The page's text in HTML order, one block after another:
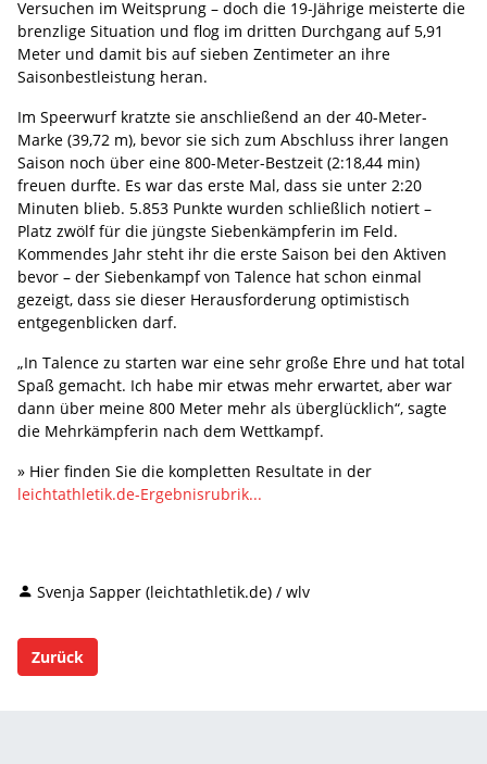
Versuchen im Weitsprung – doch die 19-Jährige meisterte die
brenzlige Situation und flog im dritten Durchgang auf 5,91
Meter und damit bis auf sieben Zentimeter an ihre
Saisonbestleistung heran.
Im Speerwurf kratzte sie anschließend an der 40-Meter-
Marke (39,72 m), bevor sie sich zum Abschluss ihrer langen
Saison noch über eine 800-Meter-Bestzeit (2:18,44 min)
freuen durfte. Es war das erste Mal, dass sie unter 2:20
Minuten blieb. 5.853 Punkte wurden schließlich notiert –
Platz zwölf für die jüngste Siebenkämpferin im Feld.
Kommendes Jahr steht ihr die erste Saison bei den Aktiven
bevor – der Siebenkampf von Talence hat schon einmal
gezeigt, dass sie dieser Herausforderung optimistisch
entgegenblicken darf.
„In Talence zu starten war eine sehr große Ehre und hat total
Spaß gemacht. Ich habe mir etwas mehr erwartet, aber war
dann über meine 800 Meter mehr als überglücklich“, sagte
die Mehrkämpferin nach dem Wettkampf.
» Hier finden Sie die kompletten Resultate in der
leichtathletik.de-Ergebnisrubrik...
Svenja Sapper (leichtathletik.de) / wlv
Zurück